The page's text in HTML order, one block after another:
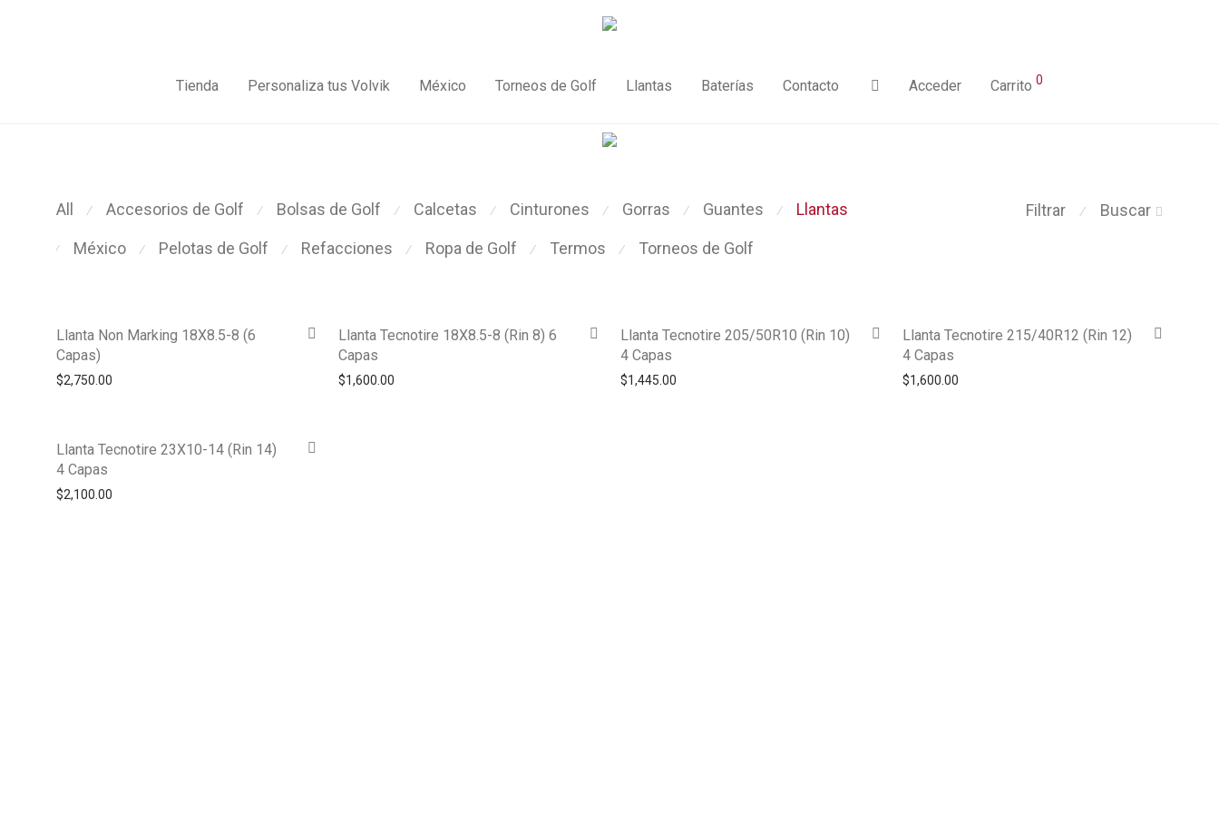
Tienda Personaliza tus Volvik México Torneos de Golf Llantas Baterías Contacto Acceder Carrito 0
Filtrar ⁄ Buscar
All ⁄ Accesorios de Golf ⁄ Bolsas de Golf ⁄ Calcetas ⁄ Cinturones ⁄ Gorras ⁄ Guantes ⁄ Llantas
⁄ México ⁄ Pelotas de Golf ⁄ Refacciones ⁄ Ropa de Golf ⁄ Termos ⁄ Torneos de Golf
Llanta Non Marking 18X8.5-8 (6
Capas)
$2,750.00
Llanta Tecnotire 18X8.5-8 (Rin 8) 6
Capas
$1,600.00
Llanta Tecnotire 205/50R10 (Rin 10)
4 Capas
$1,445.00
Llanta Tecnotire 215/40R12 (Rin 12)
4 Capas
$1,600.00
Llanta Tecnotire 23X10-14 (Rin 14)
4 Capas
$2,100.00